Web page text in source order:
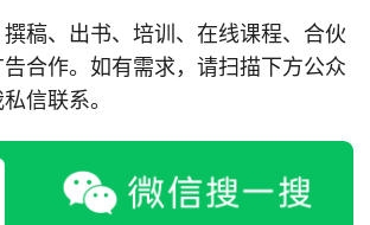
稿、出书、培训、在线课程、合伙
合作。如有需求，请扫描下方公众
信联系。